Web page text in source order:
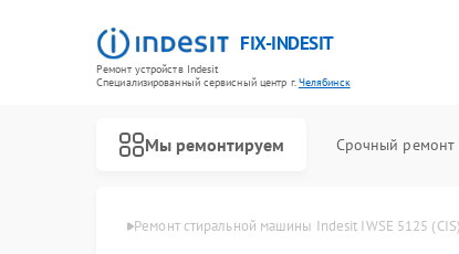
FIX-INDESIT
Ремонт устройств Indesit
Специализированный cервисный центр г.Челябинск
Мы ремонтируем Срочный ремонт
в Челябинске Ремонт стиральной машины Indesit IWSE 5125